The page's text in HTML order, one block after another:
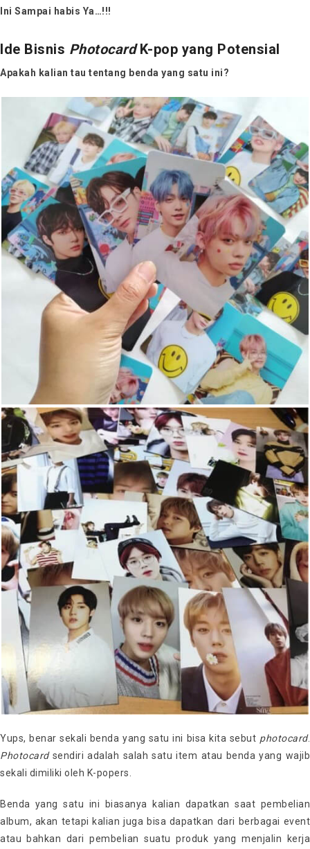
Ini Sampai habis Ya…!!!
Ide Bisnis PhotocardK-pop yang Potensial
Apakah kalian tau tentang benda yang satu ini?
Yups, benar sekali benda yang satu ini bisa kita sebut photocard.
Photocardsendiri adalah salah satu item atau benda yang wajib
sekali dimiliki oleh K-popers.
Benda yang satu ini biasanya kalian dapatkan saat pembelian
album, akan tetapi kalian juga bisa dapatkan dari berbagai event
atau bahkan dari pembelian suatu produk yang menjalin kerja